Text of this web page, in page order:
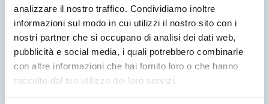
analizzare il nostro traffico. Condividiamo inoltre
informazioni sul modo in cui utilizzi il nostro sito con i
nostri partner che si occupano di analisi dei dati web,
pubblicità e social media, i quali potrebbero combinarle
con altre informazioni che hai fornito loro o che hanno
raccolto dal tuo utilizzo dei loro servizi.